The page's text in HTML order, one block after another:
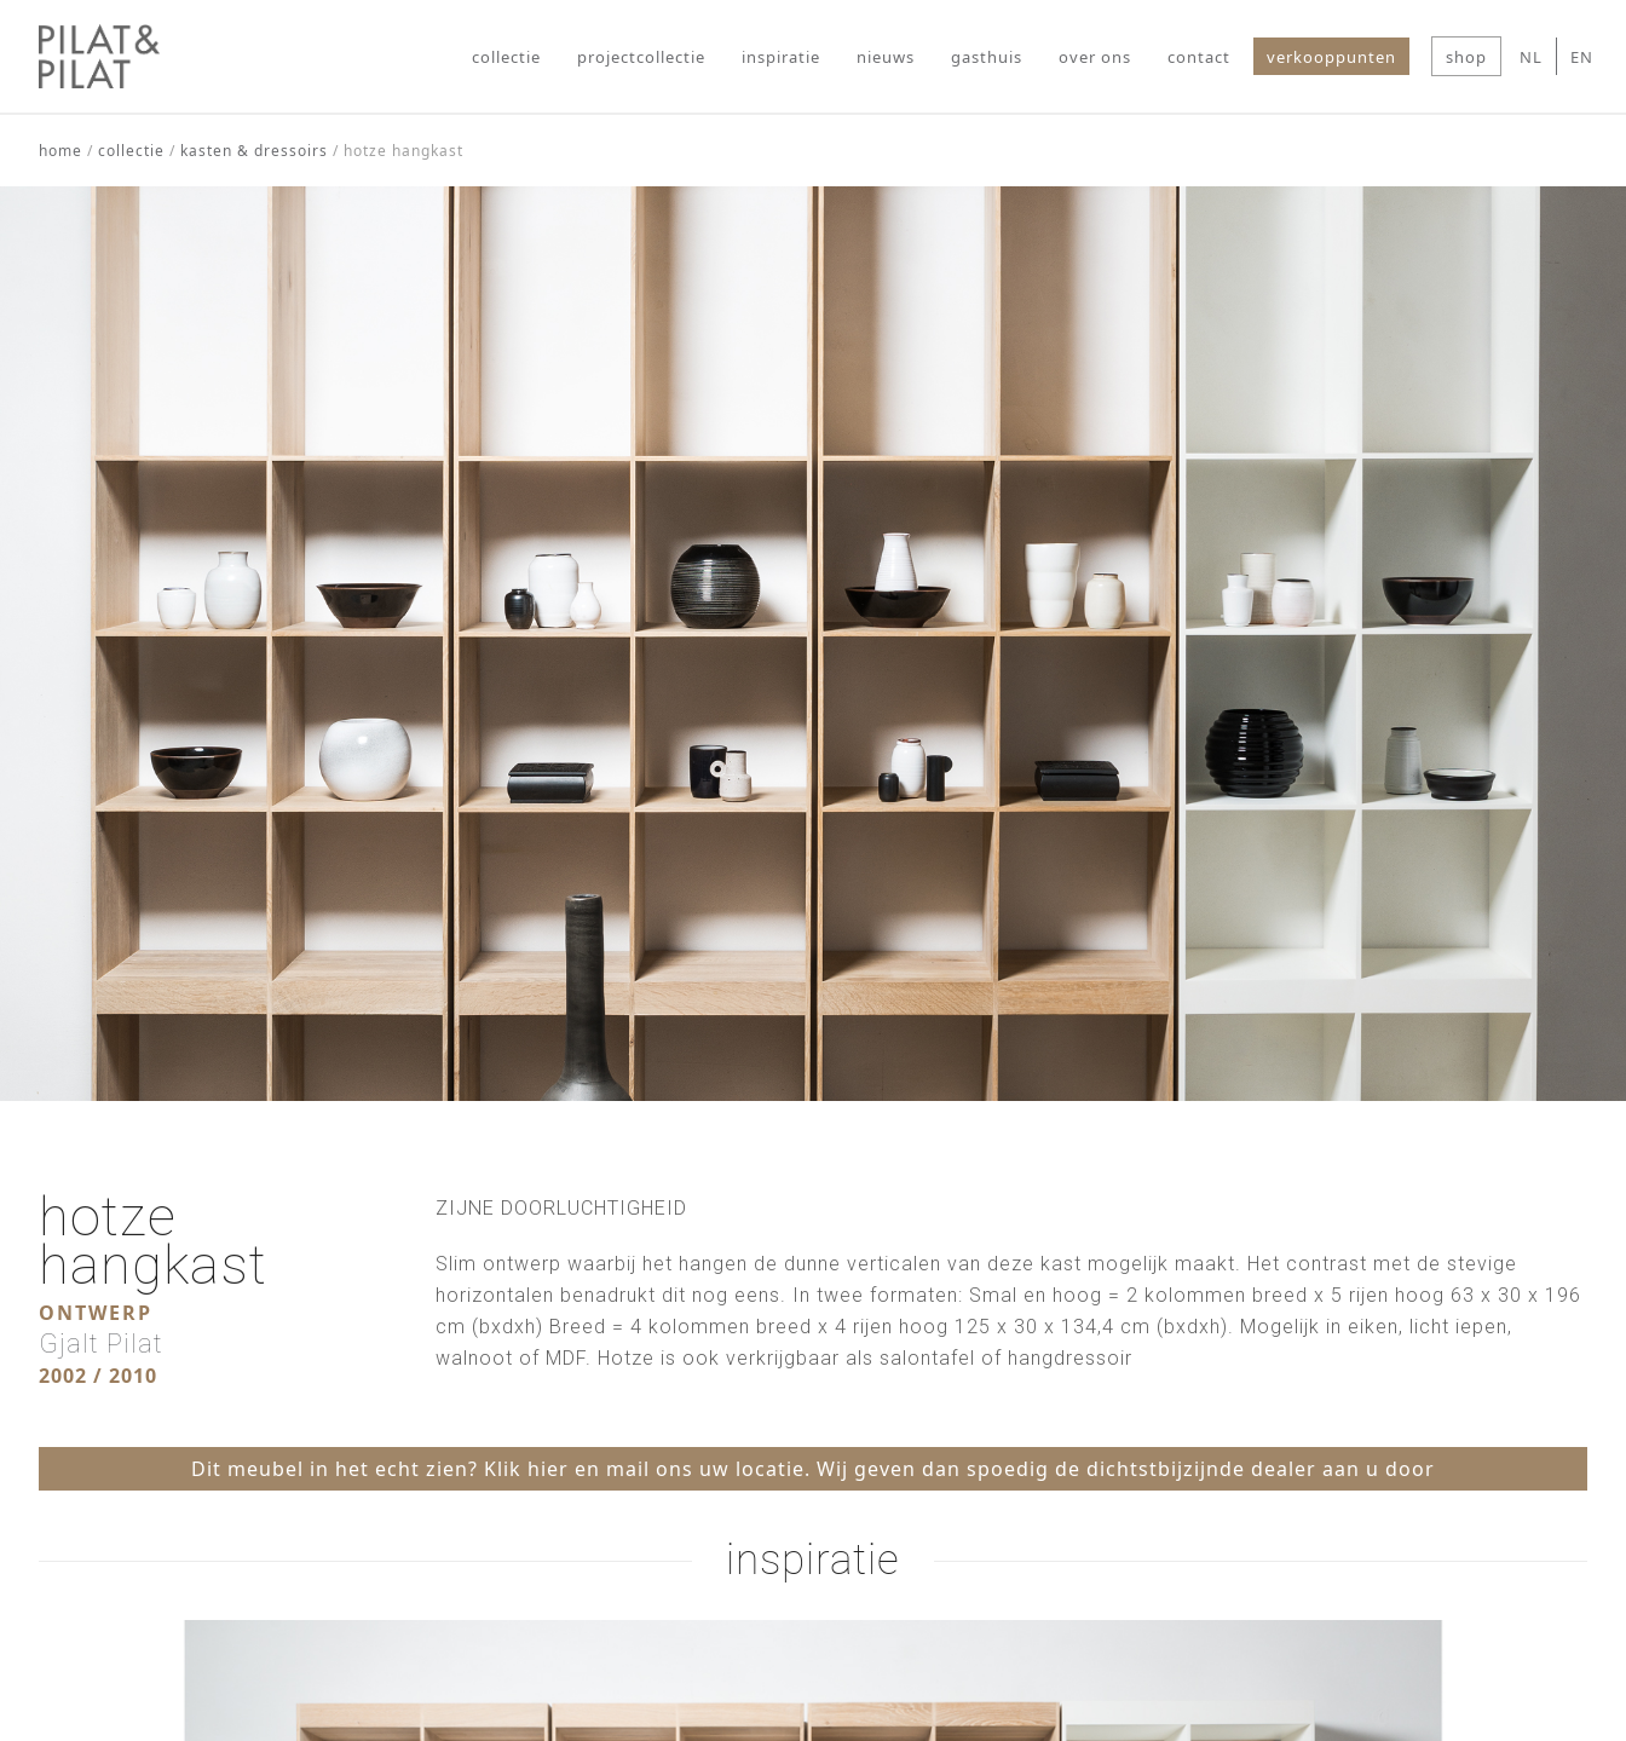
collectie projectcollectie inspiratie nieuws gasthuis over ons contact verkooppunten shop NL EN
home / collectie / kasten & dressoirs / hotze hangkast
hotze
hangkast
ONTWERP
Gjalt Pilat
2002 / 2010
ZIJNE DOORLUCHTIGHEID
Slim ontwerp waarbij het hangen de dunne verticalen van deze kast mogelijk maakt. Het contrast met de stevige
horizontalen benadrukt dit nog eens. In twee formaten: Smal en hoog = 2 kolommen breed x 5 rijen hoog 63 x 30 x 196
cm (bxdxh) Breed = 4 kolommen breed x 4 rijen hoog 125 x 30 x 134,4 cm (bxdxh). Mogelijk in eiken, licht iepen,
walnoot of MDF. Hotze is ook verkrijgbaar als salontafel of hangdressoir
Dit meubel in het echt zien? Klik hier en mail ons uw locatie. Wij geven dan spoedig de dichtstbijzijnde dealer aan u door
inspiratie